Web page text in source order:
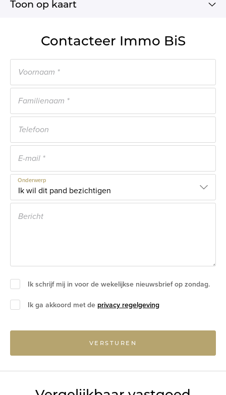
Toon op kaart
Contacteer Immo BiS
Onderwerp
Ik schrijf mij in voor de wekelijkse nieuwsbrief op zondag.
Ik ga akkoord met de privacy regelgeving
VERSTUREN